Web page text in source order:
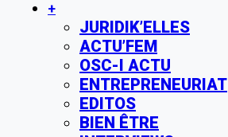
+
JURIDIK’ELLES
ACTU’FEM
OSC-I ACTU
ENTREPRENEURIAT
EDITOS
BIEN ÊTRE